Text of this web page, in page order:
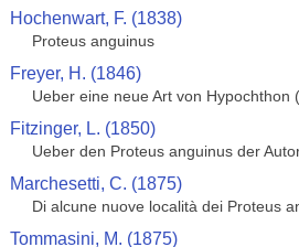
Hochenwart, F. (1838)
Proteus anguinus
Freyer, H. (1846)
Ueber eine neue Art von Hypochthon
Fitzinger, L. (1850)
Ueber den Proteus anguinus der
Marchesetti, C. (1875)
Di alcune nuove località dei Proteus
Tommasini, M. (1875)